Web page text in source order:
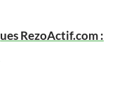
RezoActif.com :